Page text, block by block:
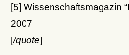
[5] Wissenschaftsmagazin
2007
[/quote]